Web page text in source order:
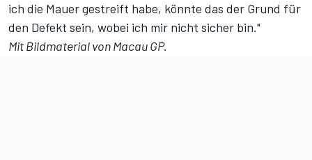
ich die Mauer gestreift habe, könnte das der Grund für
den Defekt sein, wobei ich mir nicht sicher bin."
Mit Bildmaterial von Macau GP.